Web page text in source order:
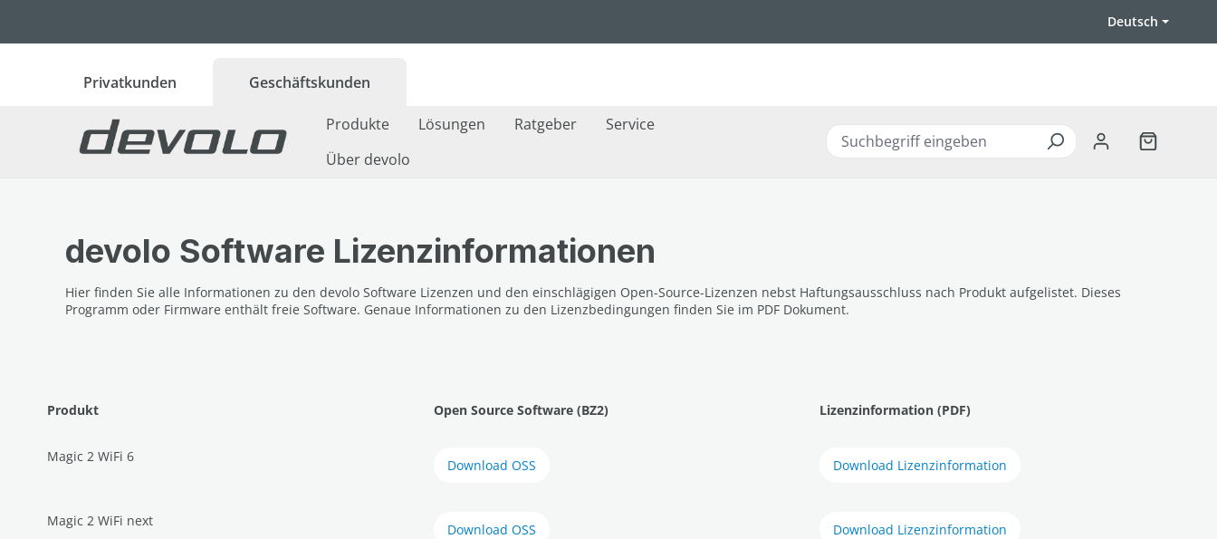
Deutsch
Privatkunden Geschäftskunden
Produkte Lösungen Ratgeber
Service
Über devolo
devolo Software Lizenzinformationen
Hier finden Sie alle Informationen zu den devolo Software Lizenzen und den einschlägigen Open-Source-Lizenzen nebst Haftungsausschluss nach Produkt aufgelistet. Dieses
Programm oder Firmware enthält freie Software. Genaue Informationen zu den Lizenzbedingungen finden Sie im PDF Dokument.
Produkt Open Source Software (BZ2) Lizenzinformation (PDF)
Magic 2 WiFi 6
Download OSS Download Lizenzinformation
Magic 2 WiFi next
Download OSS Download Lizenzinformation